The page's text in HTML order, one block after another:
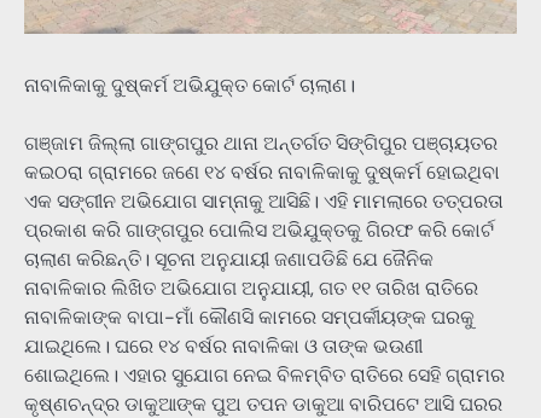
ନାବାଳିକାକୁ ଦୁଷ୍କର୍ମ ଅଭିଯୁକ୍ତ କୋର୍ଟ ଚାଲାଣ।
ଗଞ୍ଜାମ ଜିଲ୍ଲା ଗାଙ୍ଗପୁର ଥାନା ଅନ୍ତର୍ଗତ ସିଙ୍ଗିପୁର ପଞ୍ଚାୟତର
କଇଠରା ଗ୍ରାମରେ ଜଣେ ୧୪ ବର୍ଷର ନାବାଳିକାକୁ ଦୁଷ୍କର୍ମ ହୋଇଥିବା
ଏକ ସଙ୍ଗୀନ ଅଭିଯୋଗ ସାମ୍ନାକୁ ଆସିଛି। ଏହି ମାମଲାରେ ତତ୍ପରତା
ପ୍ରକାଶ କରି ଗାଙ୍ଗପୁର ପୋଲିସ ଅଭିଯୁକ୍ତକୁ ଗିରଫ କରି କୋର୍ଟ
ଚାଲାଣ କରିଛନ୍ତି। ସୂଚନା ଅନୁଯାୟୀ ଜଣାପଡିଛି ଯେ ଜୈନିକ
ନାବାଳିକାର ଲିଖିତ ଅଭିଯୋଗ ଅନୁଯାୟୀ, ଗତ ୧୧ ତାରିଖ ରାତିରେ
ନାବାଳିକାଙ୍କ ବାପା-ମାଁ କୌଣସି କାମରେ ସମ୍ପର୍କୀୟଙ୍କ ଘରକୁ
ଯାଇଥିଲେ। ଘରେ ୧୪ ବର୍ଷର ନାବାଳିକା ଓ ତାଙ୍କ ଭଉଣୀ
ଶୋଇଥିଲେ। ଏହାର ସୁଯୋଗ ନେଇ ବିଳମ୍ବିତ ରାତିରେ ସେହି ଗ୍ରାମର
କୃଷ୍ଣଚନ୍ଦ୍ର ଡାକୁଆଙ୍କ ପୁଅ ତପନ ଡାକୁଆ ବାରିପଟେ ଆସି ଘରର